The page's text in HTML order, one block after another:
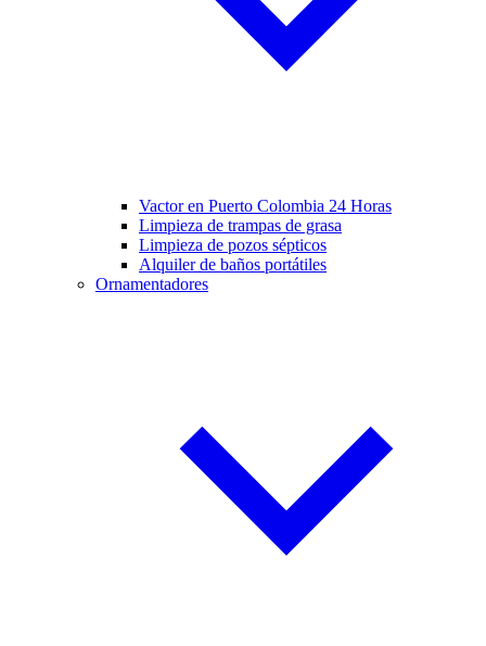
Vactor en Puerto Colombia 24 Horas
Limpieza de trampas de grasa
Limpieza de pozos sépticos
Alquiler de baños portátiles
Ornamentadores